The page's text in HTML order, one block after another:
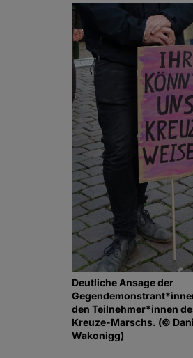
Deutliche Ansage der
den Teilnehmer*innen
Kreuze-Marschs. (©
Wakonigg)